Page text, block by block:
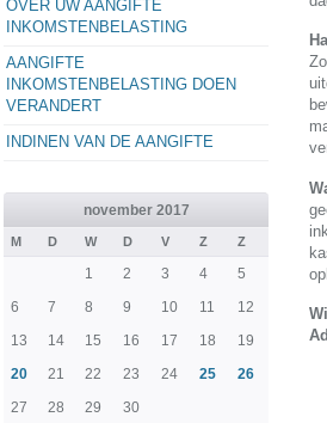
OVER UW AANGIFTE
INKOMSTENBELASTING
AANGIFTE
INKOMSTENBELASTING DOEN
VERANDERT
INDINEN VAN DE AANGIFTE
november 2017
M D W D V Z Z
1 2 3 4
5
6
7 8 9 10 11
12
13
14 15 16 17 18
19
20
21 22 23 24 25
26
27
28 29 30